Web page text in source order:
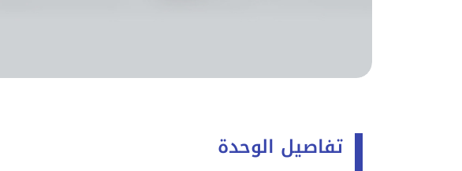
تفاصيل الوحدة